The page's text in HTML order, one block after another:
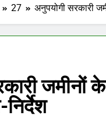
27 अनुपयोगी सरकारी
जमीनों